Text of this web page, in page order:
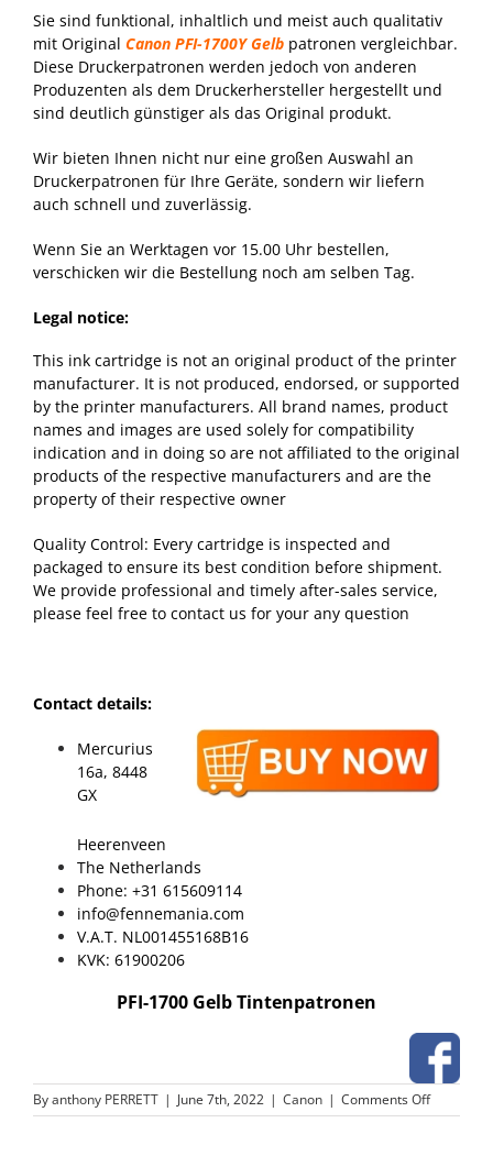
Sie sind funktional, inhaltlich und meist auch qualitativ
mit Original Canon PFI-1700Y Gelb patronen vergleichbar.
Diese Druckerpatronen werden jedoch von anderen
Produzenten als dem Druckerhersteller hergestellt und
sind deutlich günstiger als das Original produkt.
Wir bieten Ihnen nicht nur eine großen Auswahl an
Druckerpatronen für Ihre Geräte, sondern wir liefern
auch schnell und zuverlässig.
Wenn Sie an Werktagen vor 15.00 Uhr bestellen,
verschicken wir die Bestellung noch am selben Tag.
Legal notice:
This ink cartridge is not an original product of the printer
manufacturer. It is not produced, endorsed, or supported
by the printer manufacturers. All brand names, product
names and images are used solely for compatibility
indication and in doing so are not affiliated to the original
products of the respective manufacturers and are the
property of their respective owner
Quality Control: Every cartridge is inspected and
packaged to ensure its best condition before shipment.
We provide professional and timely after-sales service,
please feel free to contact us for your any question
Contact details:
Mercurius
16a, 8448
GX
Heerenveen
The Netherlands
Phone: +31 615609114
info@fennemania.com
V.A.T. NL001455168B16
KVK: 61900206
PFI-1700 Gelb Tintenpatronen
Byanthony PERRETT | June 7th, 2022 | Canon | Comments Offon
PFI-